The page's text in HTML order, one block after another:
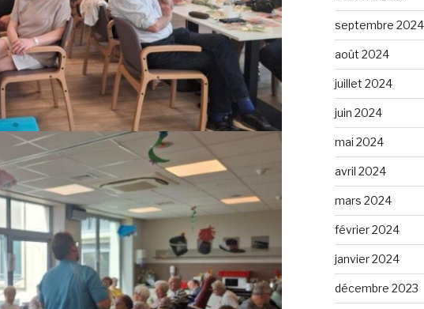
septembre 2024
août 2024
juillet 2024
juin 2024
mai 2024
avril 2024
mars 2024
février 2024
janvier 2024
décembre 2023